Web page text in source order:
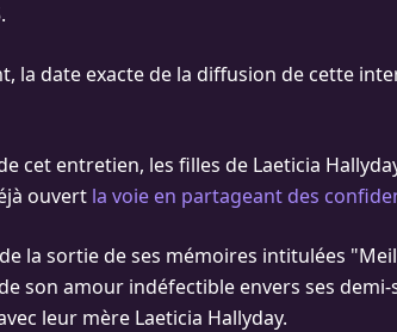
la date exacte de la diffusion de cette
cet entretien, les filles de Laeticia
ouvert la voie en partageant des
de la sortie de ses mémoires intitulées
son amour indéfectible envers ses
leur mère Laeticia Hallyday.